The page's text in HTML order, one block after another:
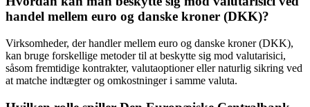
handel mellem euro og danske kroner (DKK)?
Virksomheder, der handler mellem euro og danske kroner (DKK),
kan bruge forskellige metoder til at beskytte sig mod valutarisici,
såsom fremtidige kontrakter, valutaoptioner eller naturlig sikring ved
at matche indtægter og omkostninger i samme valuta.